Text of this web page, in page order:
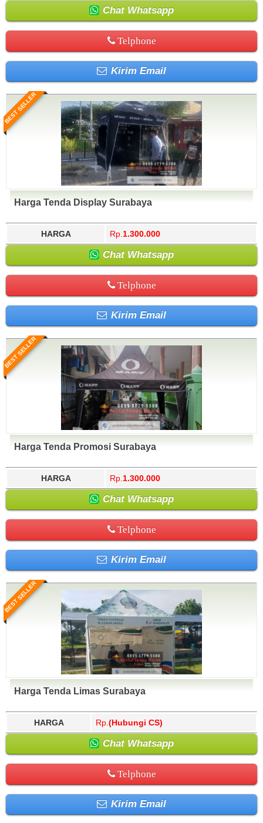
Chat Whatsapp
Telphone
Kirim Email
BEST SELLER
Harga Tenda Display Surabaya
HARGA Rp. 1.300.000
Chat Whatsapp
Telphone
Kirim Email
BEST SELLER
Harga Tenda Promosi Surabaya
HARGA Rp. 1.300.000
Chat Whatsapp
Telphone
Kirim Email
BEST SELLER
Harga Tenda Limas Surabaya
HARGA Rp. (Hubungi CS)
Chat Whatsapp
Telphone
Kirim Email